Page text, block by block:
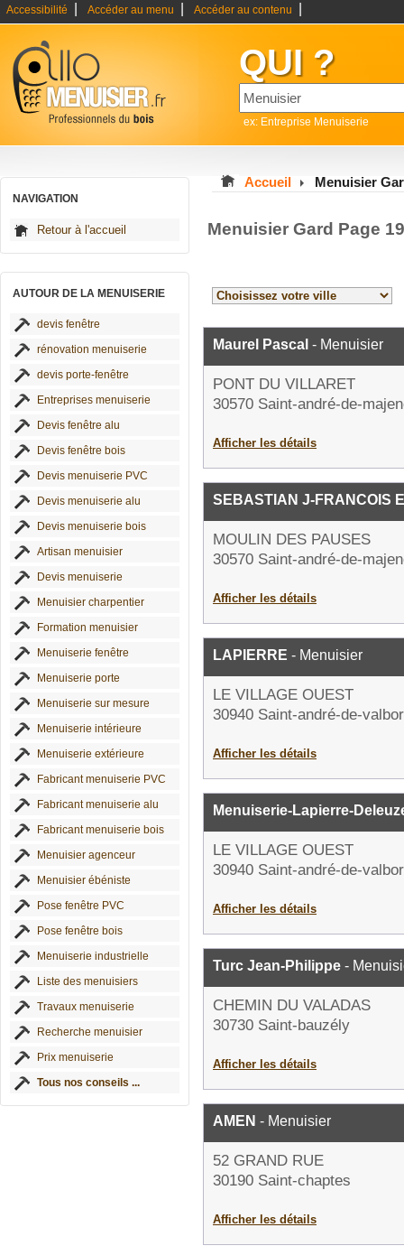
Accessibilité Accéder au menu Accéder au contenu
QUI ?
ex: Entreprise Menuiserie
NAVIGATION
Retour à l'accueil
AUTOUR DE LA MENUISERIE
devis fenêtre
rénovation menuiserie
devis porte-fenêtre
Entreprises menuiserie
Devis fenêtre alu
Devis fenêtre bois
Devis menuiserie PVC
Devis menuiserie alu
Devis menuiserie bois
Artisan menuisier
Devis menuiserie
Menuisier charpentier
Formation menuisier
Menuiserie fenêtre
Menuiserie porte
Menuiserie sur mesure
Menuiserie intérieure
Menuiserie extérieure
Fabricant menuiserie PVC
Fabricant menuiserie alu
Fabricant menuiserie bois
Menuisier agenceur
Menuisier ébéniste
Pose fenêtre PVC
Pose fenêtre bois
Menuiserie industrielle
Liste des menuisiers
Travaux menuiserie
Recherche menuisier
Prix menuiserie
Tous nos conseils ...
Accueil Menuisier
Menuisier Gard Page 19
Maurel Pascal - Menuisier
PONT DU VILLARET
30570 Saint-andré-de-
Afficher les détails
SEBASTIAN J-FRANCOIS
MOULIN DES PAUSES
30570 Saint-andré-de-
Afficher les détails
LAPIERRE - Menuisier
LE VILLAGE OUEST
30940 Saint-andré-de-
Afficher les détails
Menuiserie-Lapierre-
LE VILLAGE OUEST
30940 Saint-andré-de-
Afficher les détails
Turc Jean-Philippe -
CHEMIN DU VALADAS
30730 Saint-bauzély
Afficher les détails
AMEN - Menuisier
52 GRAND RUE
30190 Saint-chaptes
Afficher les détails